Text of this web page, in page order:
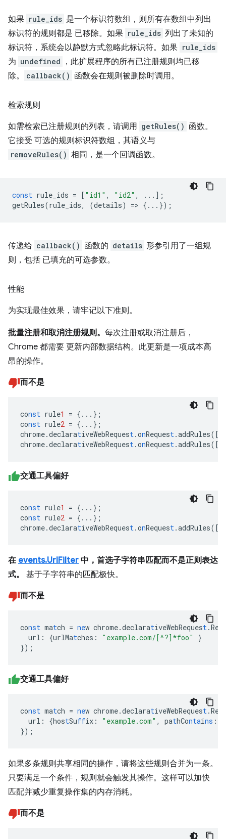
如果 rule_ids 是一个标识符数组，则所有在数组中列出
标识符的规则都是 已移除。如果 rule_ids 列出了未知的
标识符，系统会以静默方式忽略此标识符。如果 rule_ids
为 undefined
，此扩展程序的所有已注册规则均已移
除。
callback() 函数会在规则被删除时调用。
检索规则
如需检索已注册规则的列表，请调用 getRules() 函数。
它接受 可选的规则标识符数组，其语义与
removeRules() 相同，是一个回调函数。
const rule_ids = [ "id1" , "id2" ,
...];
getRules(rule_ids, (details) => {...});
传递给 callback() 函数的 details 形参引用了一组规
则，包括 已填充的可选参数。
性能
为实现最佳效果，请牢记以下准则。
批量注册和取消注册规则。 每次注册或取消注册后，
Chrome 都需要 更新内部数据结构。此更新是一项成本高
昂的操作。
而不是
const rule1 = { ... } ;
const rule2 = { ... } ;
chrome.declarativeWebRequest.onRequest.addRules( [
chrome.declarativeWebRequest.onRequest.addRules( [
交通工具偏好
const rule1 = { ... } ;
const rule2 = { ... } ;
chrome.declarativeWebRequest.onRequest.addRules( [
在 events.UrlFilter 中，首选子字符串匹配而不是正则表达
式。
基于子字符串的匹配极快。
而不是
const match = new chrome.declarativeWebRequest
url : {urlMatches : "example.com/[^?]*foo"
}
});
交通工具偏好
const match = new chrome.declarativeWebRequest
url : {hostSuffix : "example.com" , pathContains :
});
如果多条规则共享相同的操作，请将这些规则合并为一条。
只要满足一个条件，规则就会触发其操作。这样可以加快
匹配并减少重复操作集的内存消耗。
而不是